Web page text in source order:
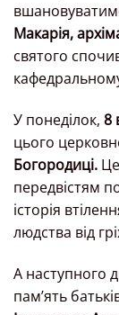
Макарія,
святого
У понеділок, 8
цього
Богородиці.
передвістям
історія
людства від
А наступного
пам’ять